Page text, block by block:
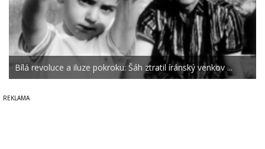
Bílá revoluce a iluze pokroku: Šáh ztratil íránský venkov ...